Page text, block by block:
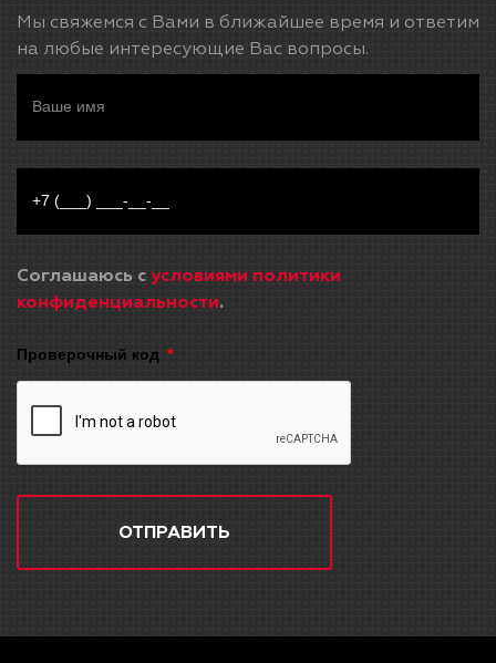
Мы свяжемся с Вами в ближайшее время и ответим
на любые интересующие Вас вопросы.
Соглашаюсь с условиями политики
конфиденциальности.
Проверочный код
ОТПРАВИТЬ